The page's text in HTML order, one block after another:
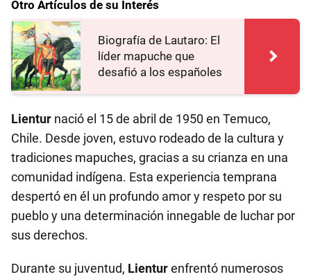
Otro Artículos de su Interés
Biografía de Lautaro: El
líder mapuche que
desafió a los españoles
Lientur nació el 15 de abril de 1950 en Temuco,
Chile. Desde joven, estuvo rodeado de la cultura y
tradiciones mapuches, gracias a su crianza en una
comunidad indígena. Esta experiencia temprana
despertó en él un profundo amor y respeto por su
pueblo y una determinación innegable de luchar por
sus derechos.
Durante su juventud, Lienturenfrentó numerosos